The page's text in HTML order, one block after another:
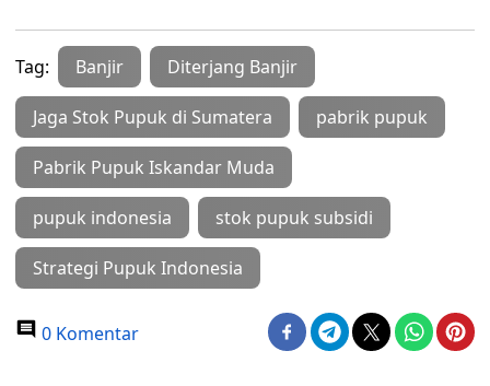
Tag: Banjir Diterjang Banjir
Jaga Stok Pupuk di Sumatera pabrik pupuk
Pabrik Pupuk Iskandar Muda
pupuk indonesia stok pupuk subsidi
Strategi Pupuk Indonesia
0 Komentar